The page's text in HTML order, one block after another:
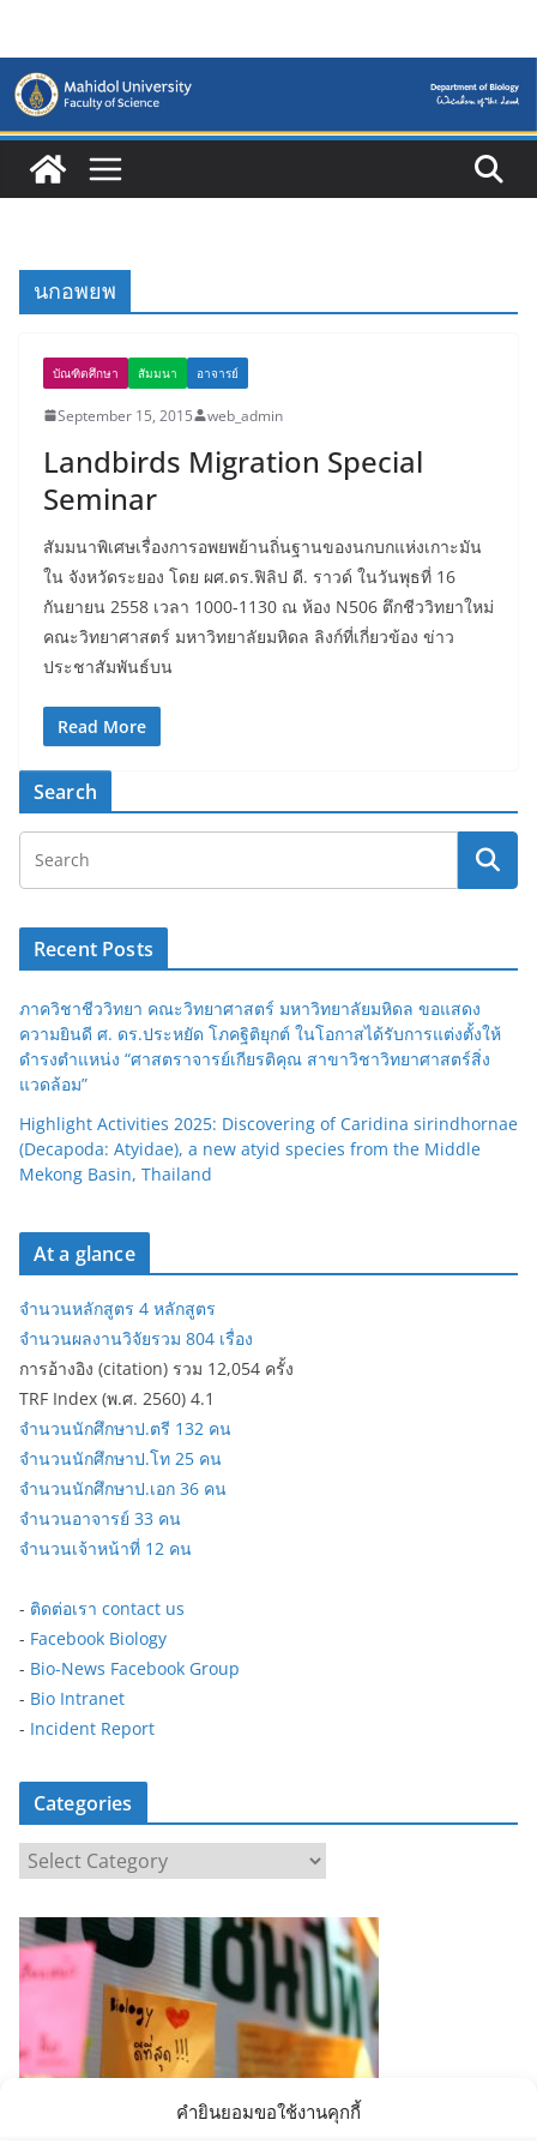
คำยินยอมขอใช้งานคุกกี้
content
นกอพยพ
บัณฑิตศึกษา สัมมนา อาจารย์
September 15, 2015 web_admin
Landbirds Migration Special
Seminar
สัมมนาพิเศษเรื่องการอพยพย้านถิ่นฐานของนกบกแห่งเกาะมัน
ใน จังหวัดระยอง โดย ผศ.ดร.ฟิลิป ดี. ราวด์ ในวันพุธที่ 16
กันยายน 2558 เวลา 1000-1130 ณ ห้อง N506 ตึกชีววิทยาใหม่
คณะวิทยาศาสตร์ มหาวิทยาลัยมหิดล ลิงก์ที่เกี่ยวข้อง ข่าว
ประชาสัมพันธ์บน
Read More
Search
Recent Posts
ภาควิชาชีววิทยา คณะวิทยาศาสตร์ มหาวิทยาลัยมหิดล ขอแสดง
ความยินดี ศ. ดร.ประหยัด โภคฐิติยุกต์ ในโอกาสได้รับการแต่งตั้งให้
ดำรงตำแหน่ง “ศาสตราจารย์เกียรติคุณ สาขาวิชาวิทยาศาสตร์สิ่ง
แวดล้อม”
Highlight Activities 2025: Discovering of Caridina sirindhornae
(Decapoda: Atyidae), a new atyid species from the Middle
Mekong Basin, Thailand
At a glance
จำนวนหลักสูตร 4 หลักสูตร
จำนวนผลงานวิจัยรวม 804 เรื่อง
การอ้างอิง (citation) รวม 12,054 ครั้ง
TRF Index (พ.ศ. 2560) 4.1
จำนวนนักศึกษาป.ตรี 132 คน
จำนวนนักศึกษาป.โท 25 คน
จำนวนนักศึกษาป.เอก 36 คน
จำนวนอาจารย์ 33 คน
จำนวนเจ้าหน้าที่ 12 คน
- ติดต่อเรา contact us
- Facebook Biology
- Bio-News Facebook Group
- Bio Intranet
- Incident Report
Categories
a
t
e
g
i